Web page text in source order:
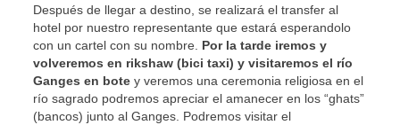
Después de llegar a destino, se realizará el transfer al
hotel por nuestro representante que estará esperandolo
con un cartel con su nombre. Por la tarde iremos y
volveremos en rikshaw (bici taxi) y visitaremos el río
Ganges en bote y veremos una ceremonia religiosa en el
río sagrado podremos apreciar el amanecer en los “ghats”
(bancos) junto al Ganges. Podremos visitar el